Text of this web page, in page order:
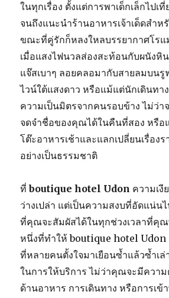
ในทุกเรื่อง ตั้งแต่การพาเด็กเล็กไปเ
จนถึงแนะนำร้านอาหารเจ้าเด็ดสำ
ขณะที่คู่รักก็หลงใหลบรรยากาศโรแ
เมื่อแสงไฟนวลส่องสะท้อนกับผนังหิ
แจ๊สเบาๆ ลอยคลอมากับสายลมบนรู
ไวน์ใต้แสงดาว หรือแม้แต่นักเดินทา
ความเป็นมิตรจากคนรอบข้าง ไม่ว่า
จดจำชื่อของคุณได้ในคืนที่สอง หรือ
โต๊ะอาหารเช้าและแลกเปลี่ยนเรื่องร
อย่างเป็นธรรมชาติ
ที่boutique hotel Udon ความเงี
ว่างเปล่า แต่เป็นความสงบที่อัดแน่น
ที่คุณจะสัมผัสได้ในทุกช่วงเวลาที่คุ
หนึ่งที่ทำให้ boutique hotel Udon
ที่หลายคนตั้งใจมาเยือนซ้ำแล้วซ้ำเ
ในการให้บริการ ไม่ว่าคุณจะมีความ
ด้านอาหาร การเดินทาง หรือการเข้